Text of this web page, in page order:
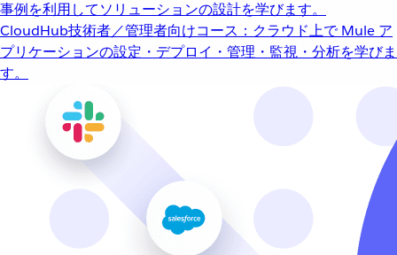
事例を利用してソリューションの設計を学びます。
CloudHub技術者／管理者向けコース：クラウド上で Mule ア
プリケーションの設定・デプロイ・管理・監視・分析を学びま
す。